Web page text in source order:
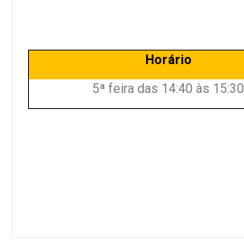
Horário
5ª feira das 14:40 às 15:30